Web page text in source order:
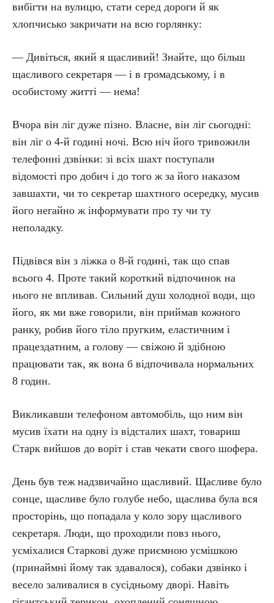
вибігти на вулицю, стати серед дороги й як
хлопчисько закричати на всю горлянку:
— Дивіться, який я щасливий! Знайте, що більш
щасливого секретаря — і в громадському, і в
особистому житті — нема!
Вчора він ліг дуже пізно. Власне, він ліг сьогодні:
він ліг о 4-й годині ночі. Всю ніч його тривожили
телефонні дзвінки: зі всіх шахт поступали
відомості про добич і до того ж за його наказом
завшахти, чи то секретар шахтного осередку, мусив
його негайно ж інформувати про ту чи ту
неполадку.
Підвівся він з ліжка о 8-й годині, так що спав
всього 4. Проте такий короткий відпочинок на
нього не впливав. Сильний душ холодної води, що
його, як ми вже говорили, він приймав кожного
ранку, робив його тіло пругким, еластичним і
працездатним, а голову — свіжою й здібною
працювати так, як вона б відпочивала нормальних
8 годин.
Викликавши телефоном автомобіль, що ним він
мусив їхати на одну із відсталих шахт, товариш
Старк вийшов до воріт і став чекати свого шофера.
День був теж надзвичайно щасливий. Щасливе було
сонце, щасливе було голубе небо, щаслива була вся
просторінь, що попадала у коло зору щасливого
секретаря. Люди, що проходили повз нього,
усміхалися Старкові дуже приємною усмішкою
(принаймні йому так здавалося), собаки дзвінко і
весело заливалися в сусідньому дворі. Навіть